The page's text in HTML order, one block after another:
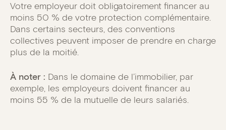
Votre employeur doit obligatoirement financer au
moins 50 % de votre protection complémentaire.
Dans certains secteurs, des conventions
collectives peuvent imposer de prendre en charge
plus de la moitié.
À noter : Dans le domaine de l’immobilier, par
exemple, les employeurs doivent financer au
moins 55 % de la mutuelle de leurs salariés.